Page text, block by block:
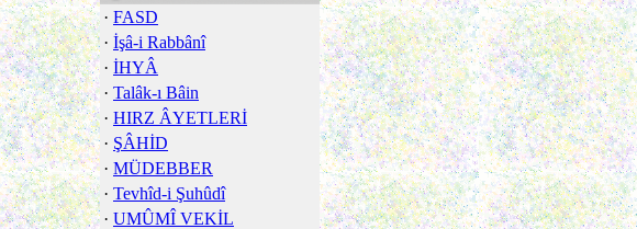
· FASD
· İşâ-i Rabbânî
· İHYÂ
· Talâk-ı Bâin
· HIRZ ÂYETLERİ
· ŞÂHİD
· MÜDEBBER
· Tevhîd-i Şuhûdî
· UMÛMÎ VEKİL